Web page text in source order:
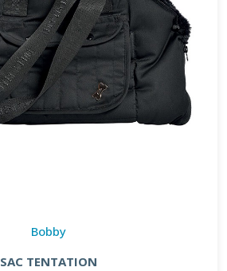
Bobby
SAC TENTATION